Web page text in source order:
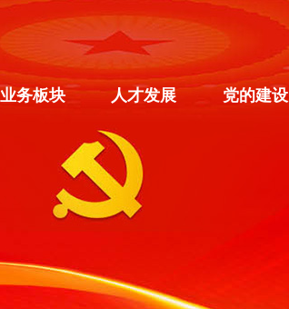
业务板块 人才发展 党的建设